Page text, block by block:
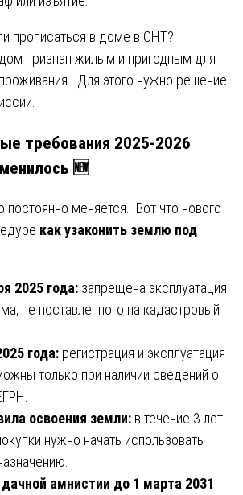
прописаться в доме в СНТ?
признан жилым и пригодным для
Для этого нужно решение
требования 2025-2026
🆕
постоянно меняется. Вот что нового
как узаконить землю под
2025 года: запрещена эксплуатация
не поставленного на кадастровый
года: регистрация и эксплуатация
только при наличии сведений о
освоения земли: в течение 3 лет
нужно начать использовать
амнистии до 1 марта 2031